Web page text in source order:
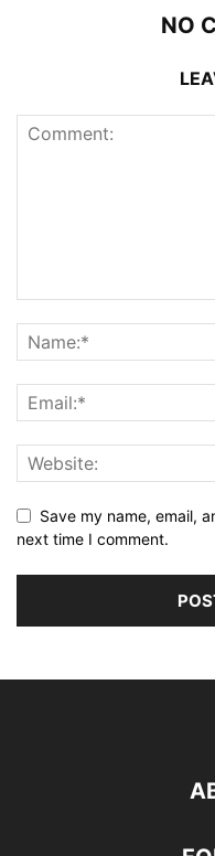
NO
Save my name, email,
next time I comment.